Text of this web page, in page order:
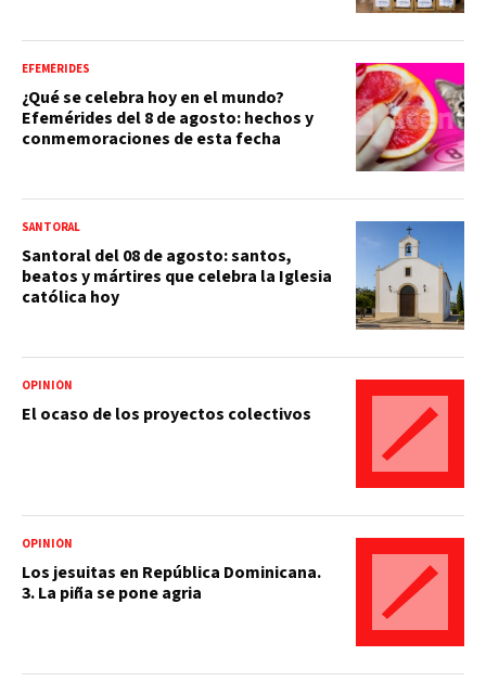
EFEMÉRIDES
¿Qué se celebra hoy en el mundo?
Efemérides del 8 de agosto: hechos y
conmemoraciones de esta fecha
SANTORAL
Santoral del 08 de agosto: santos,
beatos y mártires que celebra la Iglesia
católica hoy
OPINIÓN
El ocaso de los proyectos colectivos
OPINIÓN
Los jesuitas en República Dominicana.
3. La piña se pone agria